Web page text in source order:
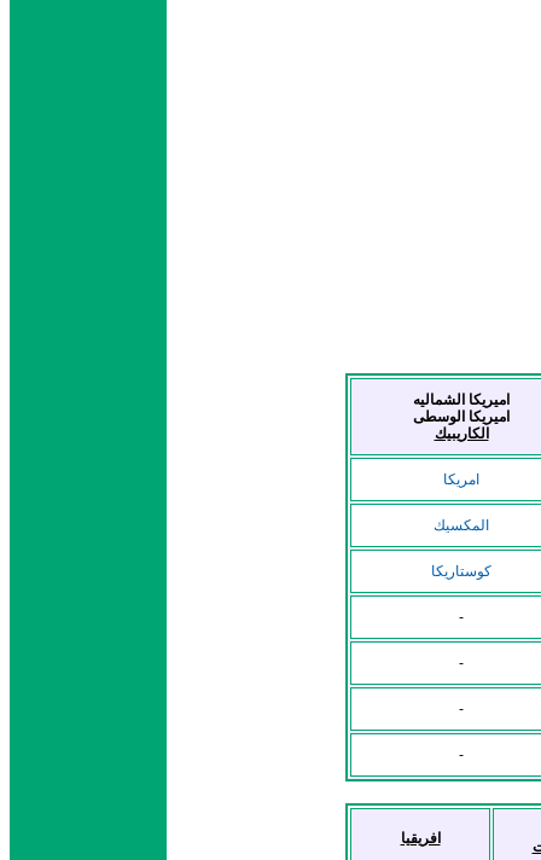
اميريكا الشماليه
اميريكا الوسطى
الكاريبيك
امريكا
المكسيك
كوستاريكا
-
-
-
-
افريقيا